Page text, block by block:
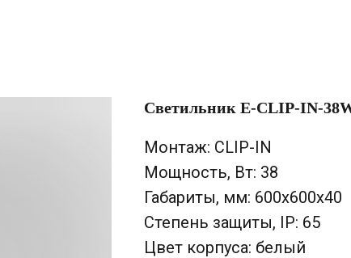
Светильник E-CLIP-IN-
Монтаж: CLIP-IN
Мощность, Вт: 38
Габариты, мм: 600х600х40
Степень защиты, IP: 65
Цвет корпуса: белый